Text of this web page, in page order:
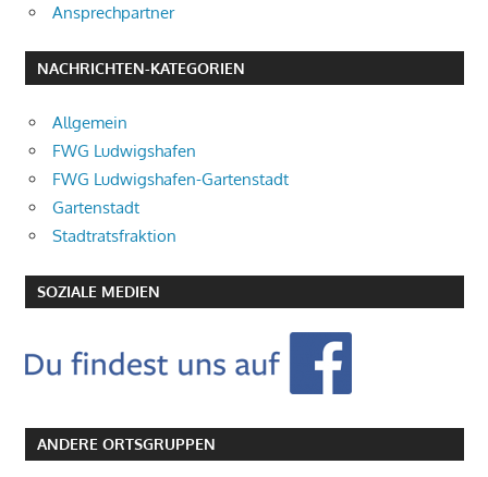
Ansprechpartner
NACHRICHTEN-KATEGORIEN
Allgemein
FWG Ludwigshafen
FWG Ludwigshafen-Gartenstadt
Gartenstadt
Stadtratsfraktion
SOZIALE MEDIEN
ANDERE ORTSGRUPPEN